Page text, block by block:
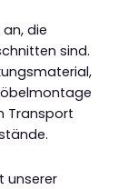
die
sind.
Transport
unserer